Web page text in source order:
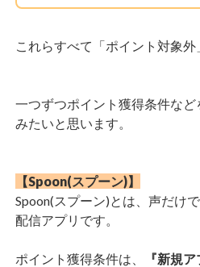
これらすべて「ポイント対象外
一つずつポイント獲得条件な
みたいと思います。
【Spoon(スプーン)】
Spoon(スプーン)とは、声だけ
配信アプリです。
ポイント獲得条件は、
『新規